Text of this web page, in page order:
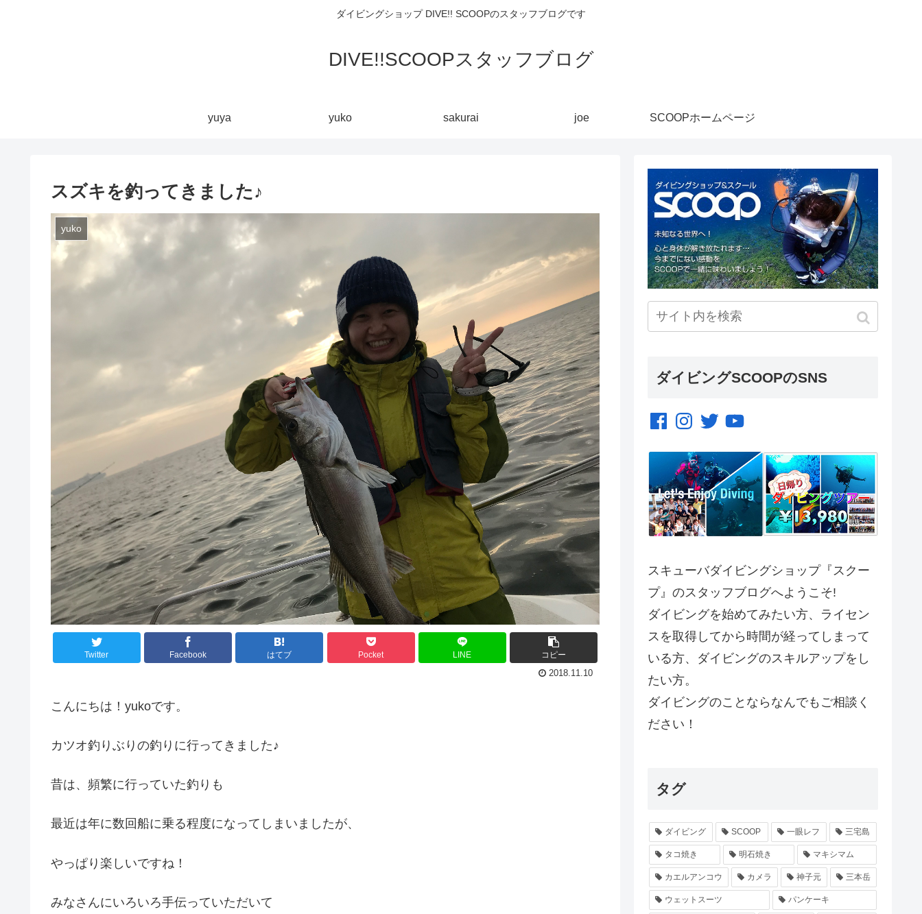
ダイビングショップ DIVE!! SCOOPのスタッフブログです
DIVE!!SCOOPスタッフブログ
yuya yuko sakurai joe SCOOPホームページ
スズキを釣ってきました♪
yuko
Twitter Facebook はてブ Pocket LINE
コピー
2018.11.10
こんにちは！yukoです。
カツオ釣りぶりの釣りに行ってきました♪
昔は、頻繁に行っていた釣りも
最近は年に数回船に乗る程度になってしまいましたが、
やっぱり楽しいですね！
みなさんにいろいろ手伝っていただいて
ダイビングSCOOPのSNS
FacebookInstagram
TwitterYouTube
スキューバダイビングショップ『スクー
プ』のスタッフブログへようこそ!
ダイビングを始めてみたい方、ライセン
スを取得してから時間が経ってしまって
いる方、ダイビングのスキルアップをし
たい方。
ダイビングのことならなんでもご相談く
ださい！
タグ
ダイビング SCOOP 一眼レフ 三宅島
タコ焼き 明石焼き マキシマム
カエルアンコウ カメラ 神子元 三本岳
ウェットスーツ パンケーキ